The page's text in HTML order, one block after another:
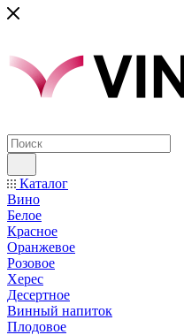
Каталог
Вино
Белое
Красное
Оранжевое
Розовое
Херес
Десертное
Винный напиток
Плодовое